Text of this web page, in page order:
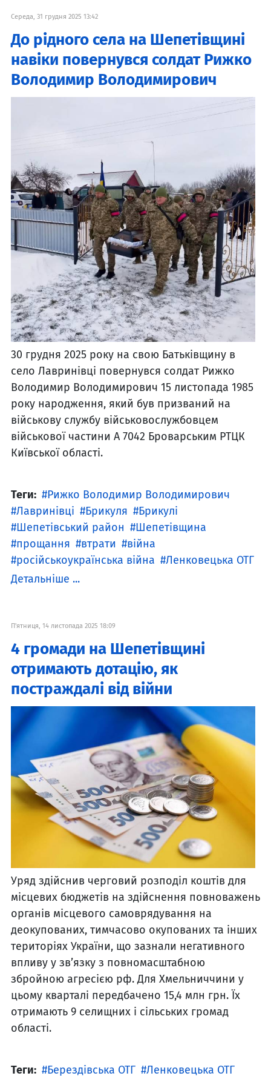
Середа, 31 грудня 2025 13:42
До рідного села на Шепетівщині
навіки повернувся солдат Рижко
Володимир Володимирович
30 грудня 2025 року на свою Батьківщину в
село Лавринівці повернувся солдат Рижко
Володимир Володимирович 15 листопада 1985
року народження, який був призваний на
військову службу військовослужбовцем
військової частини А 7042 Броварським РТЦК
Київської області.
Теги:
Рижко Володимир Володимирович
Лавринівці
Брикуля
Брикулі
Шепетівський район
Шепетівщина
прощання
втрати
війна
російськоукраїнська війна
Ленковецька ОТГ
Детальніше ...
П'ятниця, 14 листопада 2025 18:09
4 громади на Шепетівщині
отримають дотацію, як
постраждалі від війни
Уряд здійснив черговий розподіл коштів для
місцевих бюджетів на здійснення повноважень
органів місцевого самоврядування на
деокупованих, тимчасово окупованих та інших
територіях України, що зазнали негативного
впливу у зв’язку з повномасштабною
збройною агресією рф. Для Хмельниччини у
цьому кварталі передбачено 15,4 млн грн. Їх
отримають 9 селищних і сільських громад
області.
Теги: Берездівська ОТГ
Ленковецька ОТГ